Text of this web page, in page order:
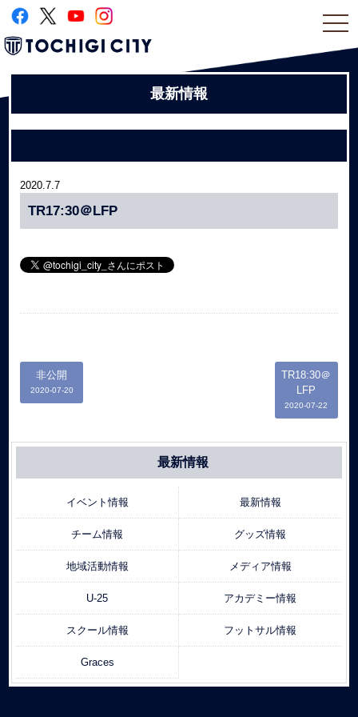
最新情報
2020.7.7
TR17:30＠LFP
非公開
2020-07-20
TR18:30＠
LFP
2020-07-22
最新情報
イベント情報 最新情報
チーム情報 グッズ情報
地域活動情報 メディア情報
U-25 アカデミー情報
スクール情報 フットサル情報
Graces